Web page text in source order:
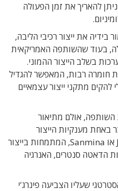
להאריך את זמן הפעולה
את ייצור רכיבי הליבה,
בעוד שהשותפה האמריקאית
בשלב הייצור ההמוני.
חומרה רבות, המאפשר להגדיל
להקים מתקני ייצור עצמאיים
אולם מתיאור
באחת מענקיות הייצור
הגלובליות, דוגמת Jabil, Flex או Sanmina, המתמחות בייצור
הדאטה סנטרים, האנרגיה
שעליו הצביעה פינרג'י